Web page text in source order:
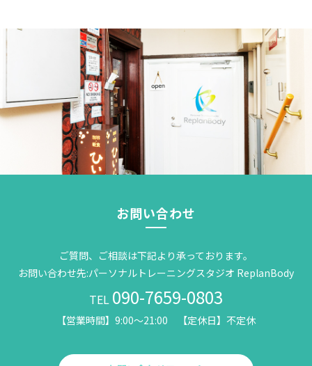
お問い合わせ
ご質問、ご相談は下記より承っております。
お問い合わせ先:パーソナルトレーニングスタジオ ReplanBody
TEL 090-7659-0803
【営業時間】9:00～21:00 【定休日】不定休